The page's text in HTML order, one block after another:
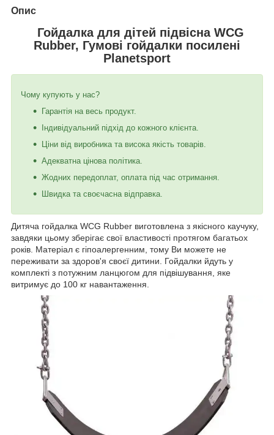
Опис
Гойдалка для дітей підвісна WCG
Rubber, Гумові гойдалки посилені
Planetsport
Чому купують у нас?
Гарантія на весь продукт.
Індивідуальний підхід до кожного клієнта.
Ціни від виробника та висока якість товарів.
Адекватна цінова політика.
Жодних передоплат, оплата під час отримання.
Швидка та своєчасна відправка.
Дитяча гойдалка WCG Rubber виготовлена з якісного каучуку,
завдяки цьому зберігає свої властивості протягом багатьох
років. Матеріал є гіпоалергенним, тому Ви можете не
переживати за здоров'я своєї дитини. Гойдалки йдуть у
комплекті з потужним ланцюгом для підвішування, яке
витримує до 100 кг навантаження.